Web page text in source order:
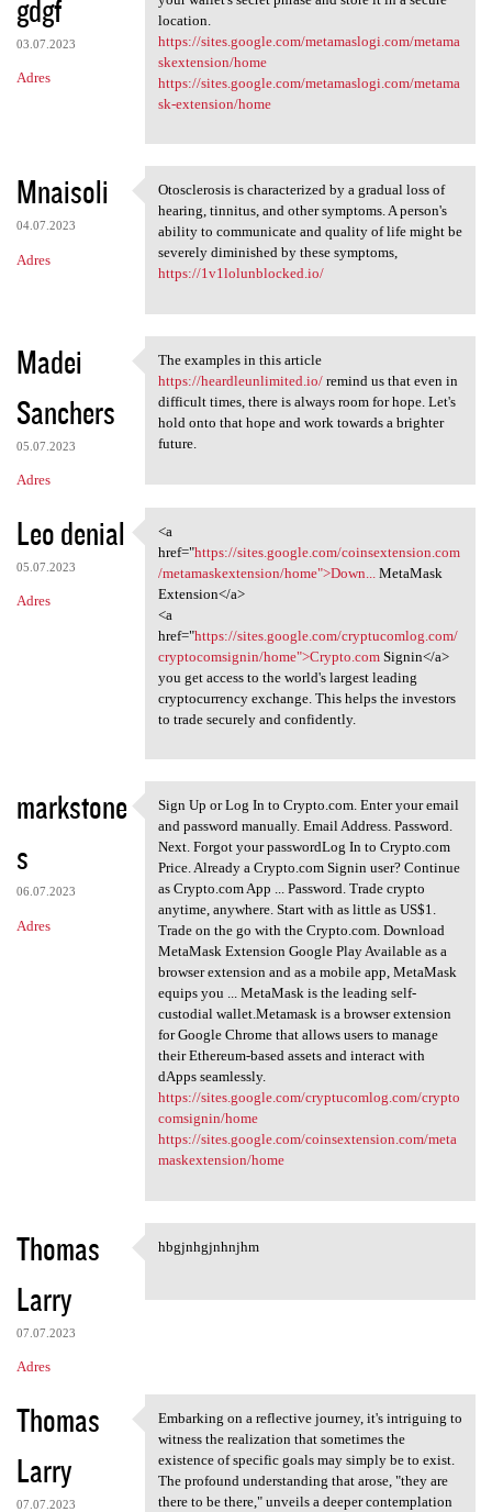
gdgf
03.07.2023
Adres
location.
https://sites.google.com/metamaslogi.com/metama
skextension/home
https://sites.google.com/metamaslogi.com/metama
sk-extension/home
Mnaisoli
04.07.2023
Adres
Otosclerosis is characterized
Otosclerosis is characterized by a gradual loss of
hearing, tinnitus, and other symptoms. A person's
ability to communicate and quality of life might be
severely diminished by these symptoms,
https://1v1lolunblocked.io/
Madei
Sanchers
05.07.2023
Adres
The examples in this article
The examples in this article
https://heardleunlimited.io/remind us that even in
difficult times, there is always room for hope. Let's
hold onto that hope and work towards a brighter
future.
Leo denial
05.07.2023
Adres
<a href="https://sites.google
<a
href="https://sites.google.com/coinsextension.com
/metamaskextension/home">Down...
MetaMask
Extension</a>
<a
href="https://sites.google.com/cryptucomlog.com/
cryptocomsignin/home">Crypto.comSignin</a>
you get access to the world's largest leading
cryptocurrency exchange. This helps the investors
to trade securely and confidently.
markstone
s
06.07.2023
Adres
Sign Up or Log In to Crypto
Sign Up or Log In to Crypto.com. Enter your email
and password manually. Email Address. Password.
Next. Forgot your passwordLog In to Crypto.com
Price. Already a Crypto.com Signin user? Continue
as Crypto.com App ... Password. Trade crypto
anytime, anywhere. Start with as little as US$1.
Trade on the go with the Crypto.com. Download
MetaMask Extension Google Play Available as a
browser extension and as a mobile app, MetaMask
equips you ... MetaMask is the leading self-
custodial wallet.Metamask is a browser extension
for Google Chrome that allows users to manage
their Ethereum-based assets and interact with
dApps seamlessly.
https://sites.google.com/cryptucomlog.com/crypto
comsignin/home
https://sites.google.com/coinsextension.com/meta
maskextension/home
Thomas
Larry
07.07.2023
Adres
hbgjnhgjnhnjhm
hbgjnhgjnhnjhm
Thomas
Larry
07.07.2023
Embarking on a reflective
Embarking on a reflective journey, it's intriguing to
witness the realization that sometimes the
existence of specific goals may simply be to exist.
The profound understanding that arose, "they are
there to be there," unveils a deeper contemplation